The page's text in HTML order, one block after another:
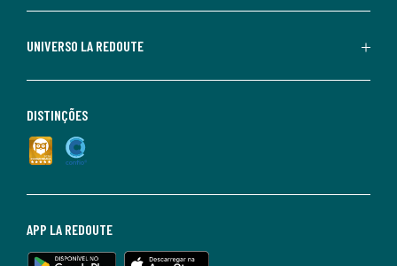
UNIVERSO LA REDOUTE
APP LA REDOUTE
DISTINÇÕES